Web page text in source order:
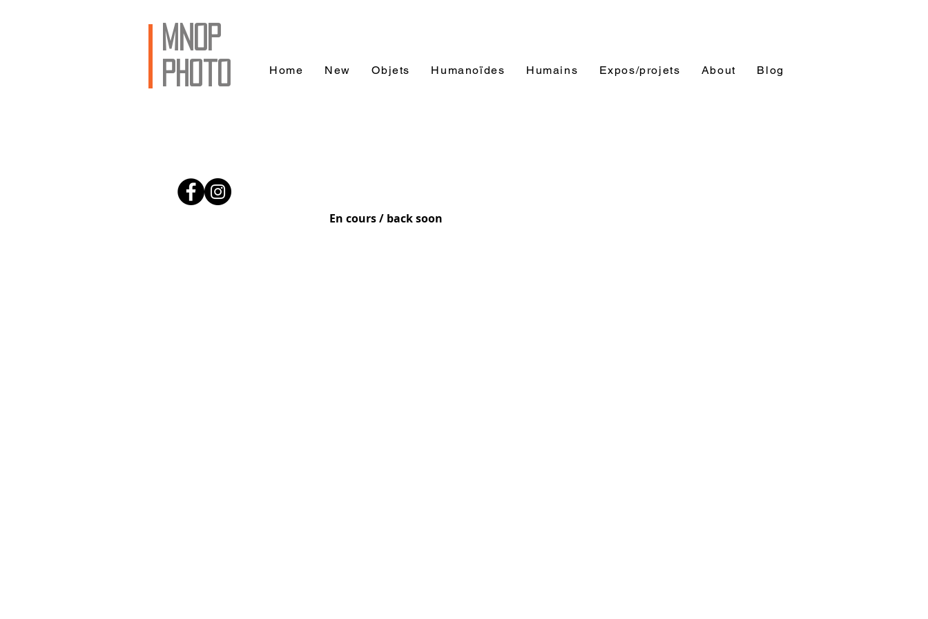
mnop
photo
Home New Objets Humanoïdes Humains Expos/projets About Blog
En cours / back soon